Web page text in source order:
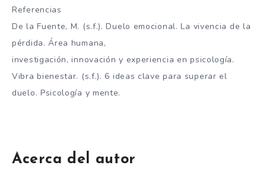
Referencias
De la Fuente, M. (s.f.). Duelo emocional. La vivencia de la
pérdida. Área humana,
investigación, innovación y experiencia en psicología.
Vibra bienestar. (s.f.). 6 ideas clave para superar el
duelo. Psicología y mente.
Acerca del autor